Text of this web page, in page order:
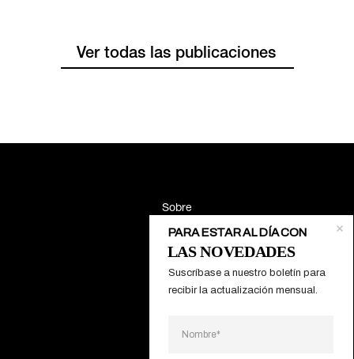
Ver todas las publicaciones
Sobre
Contactos
Catálogos
PARA ESTAR AL DÍA CON
Suscríbase a nuestro boletín para
recibir la actualización mensual.
LAS NOVEDADES